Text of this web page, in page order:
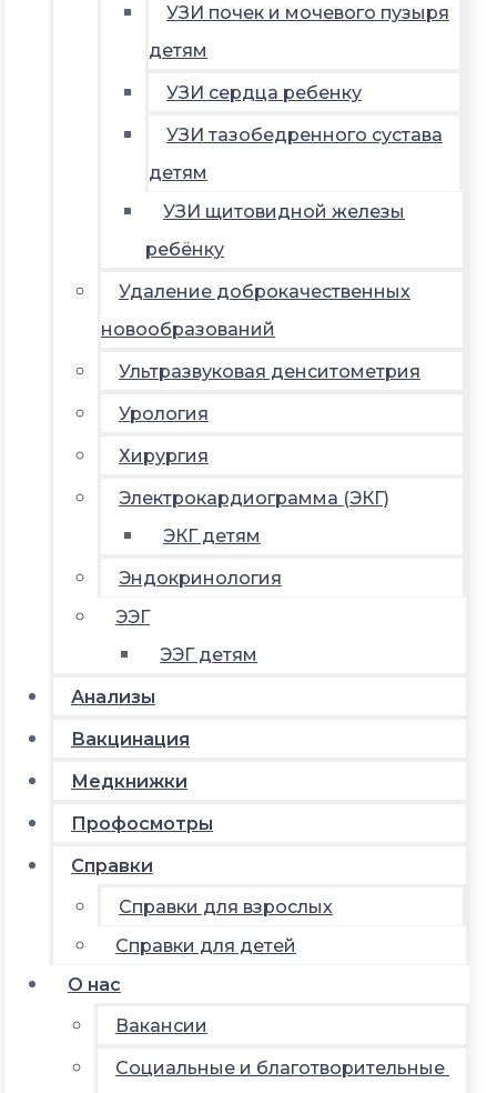
УЗИ почек и мочевого пузыря
детям
УЗИ сердца ребенку
УЗИ тазобедренного сустава
детям
УЗИ щитовидной железы
ребёнку
Удаление доброкачественных
новообразований
Ультразвуковая денситометрия
Урология
Хирургия
Электрокардиограмма (ЭКГ)
ЭКГ детям
Эндокринология
ЭЭГ
ЭЭГ детям
Анализы
Вакцинация
Медкнижки
Профосмотры
Справки
Справки для взрослых
Справки для детей
О нас
Вакансии
Социальные и благотворительные